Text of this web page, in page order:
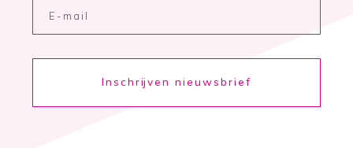
Inschrijven nieuwsbrief